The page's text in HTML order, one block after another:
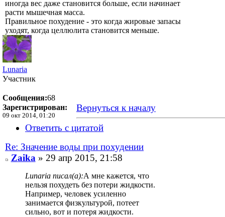
иногда вес даже становится больше, если начинает
расти мышечная масса.
Правильное похудение - это когда жировые запасы
уходят, когда целлюлита становится меньше.
Lunaria
Участник
Сообщения:68
Зарегистрирован:
09 окт 2014, 01:20
Вернуться к началу
Ответить с цитатой
Re: Значение воды при похудении
Zaika » 29 апр 2015, 21:58
Lunaria писал(а):А мне кажется, что
нельзя похудеть без потери жидкости.
Например, человек усиленно
занимается физкультурой, потеет
сильно, вот и потеря жидкости.